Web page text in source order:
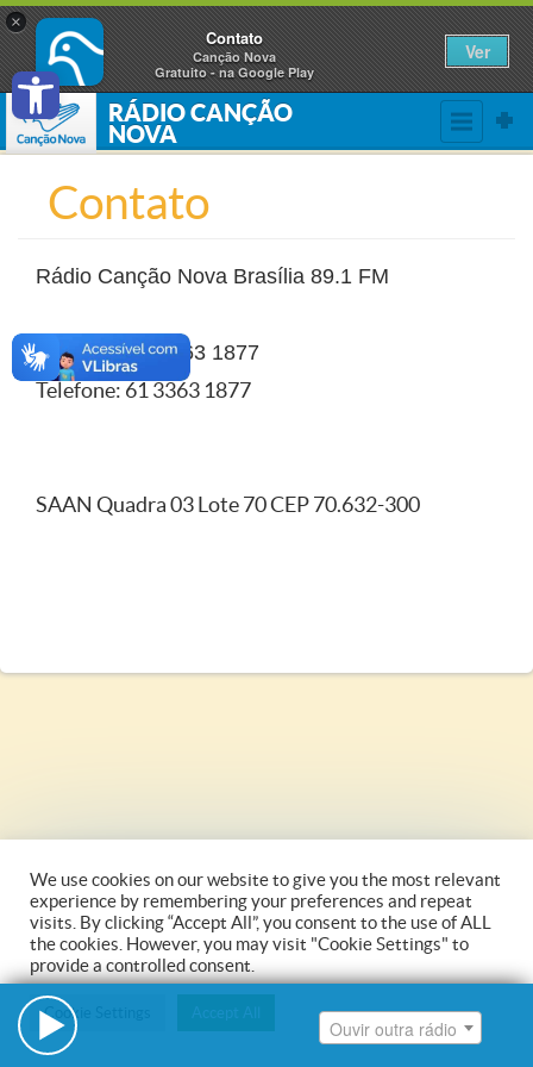
Ouvir outra rádio